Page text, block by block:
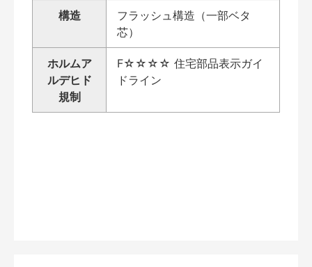
構造
フラッシュ構造（一部ベタ
芯）
ホルムア
ルデヒド
規制
F☆☆☆☆ 住宅部品表示ガイ
ドライン